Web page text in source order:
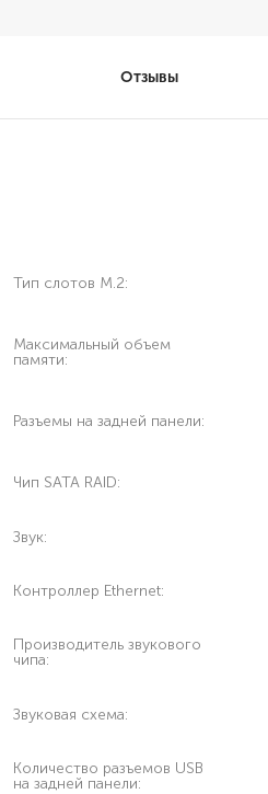
Отзывы
Тип слотов M.2:
Максимальный объем
памяти:
Разъемы на задней панели:
Чип SATA RAID:
Звук:
Контроллер Ethernet:
Производитель звукового
чипа:
Звуковая схема:
Количество разъемов USB
на задней панели: